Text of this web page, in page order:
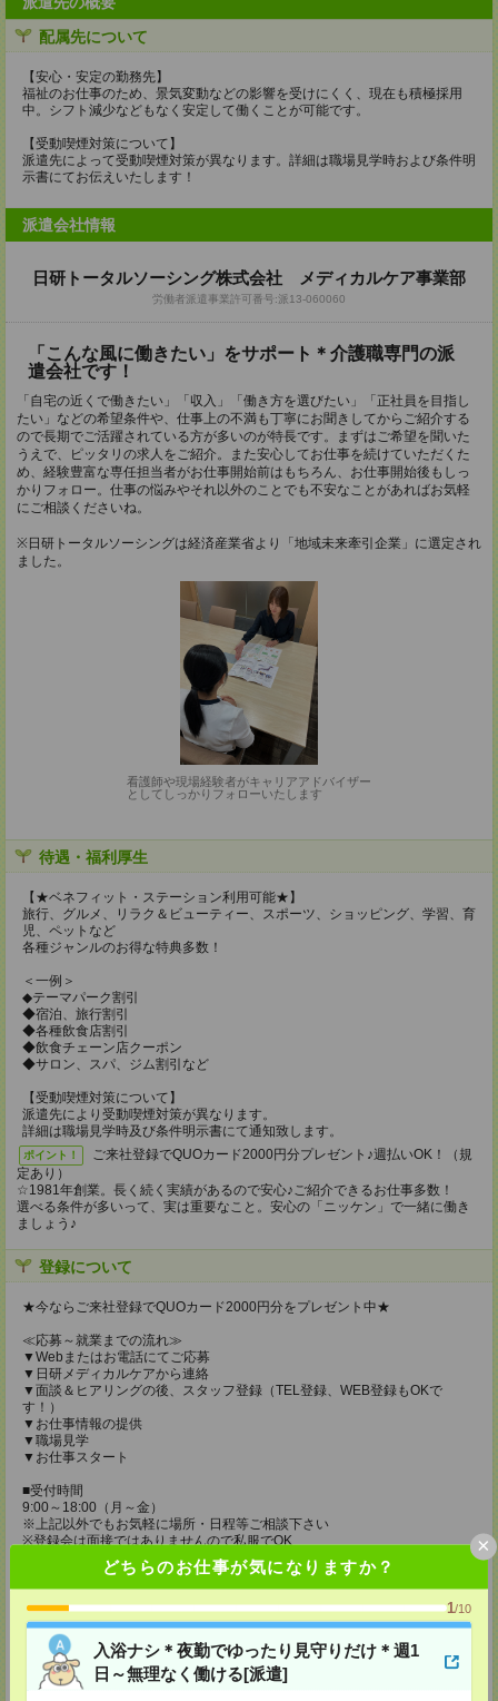
どちらのお仕事が気になりますか？
1/10
入浴ナシ＊夜勤でゆったり見守りだけ＊週1
日～無理なく働ける[派遣]
×
配属先について
【安心・安定の勤務先】
福祉のお仕事のため、景気変動などの影響を受けにくく、現在も積極採用
中。シフト減少などもなく安定して働くことが可能です。
【受動喫煙対策について】
派遣先によって受動喫煙対策が異なります。詳細は職場見学時および条件明
示書にてお伝えいたします！
派遣会社情報
日研トータルソーシング株式会社 メディカルケア事業部
労働者派遣事業許可番号:派13-060060
「こんな風に働きたい」をサポート＊介護職専門の派
遣会社です！
「自宅の近くで働きたい」「収入」「働き方を選びたい」「正社員を目指し
たい」などの希望条件や、仕事上の不満も丁寧にお聞きしてからご紹介する
ので長期でご活躍されている方が多いのが特長です。まずはご希望を聞いた
うえで、ピッタリの求人をご紹介。また安心してお仕事を続けていただくた
め、経験豊富な専任担当者がお仕事開始前はもちろん、お仕事開始後もしっ
かりフォロー。仕事の悩みやそれ以外のことでも不安なことがあればお気軽
にご相談くださいね。
※日研トータルソーシングは経済産業省より「地域未来牽引企業」に選定され
ました。
看護師や現場経験者がキャリアアドバイザー
としてしっかりフォローいたします
待遇・福利厚生
【★ベネフィット・ステーション利用可能★】
旅行、グルメ、リラク＆ビューティー、スポーツ、ショッピング、学習、育
児、ペットなど
各種ジャンルのお得な特典多数！
＜一例＞
◆テーマパーク割引
◆宿泊、旅行割引
◆各種飲食店割引
◆飲食チェーン店クーポン
◆サロン、スパ、ジム割引など
【受動喫煙対策について】
派遣先により受動喫煙対策が異なります。
詳細は職場見学時及び条件明示書にて通知致します。
ポイント！
ご来社登録でQUOカード2000円分プレゼント♪週払いOK！（規
定あり）
☆1981年創業。長く続く実績があるので安心♪ご紹介できるお仕事多数！
選べる条件が多いって、実は重要なこと。安心の「ニッケン」で一緒に働き
ましょう♪
登録について
★今ならご来社登録でQUOカード2000円分をプレゼント中★
≪応募～就業までの流れ≫
▼Webまたはお電話にてご応募
▼日研メディカルケアから連絡
▼面談＆ヒアリングの後、スタッフ登録（TEL登録、WEB登録もOKで
す！）
▼お仕事情報の提供
▼職場見学
▼お仕事スタート
■受付時間
9:00～18:00（月～金）
※上記以外でもお気軽に場所・日程等ご相談下さい
※登録会は面接ではありませんので私服でOK
メディカルケア事業部 仙台オフィス
宮城県仙台市青葉区本町1-2-20 KDX仙台ビル4F
TEL：0120-802-179
MAIL：tenshoku@nikken-ts.jp
担当：採用担当